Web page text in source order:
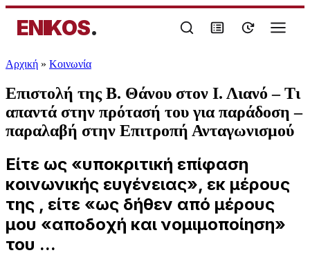
ENIKOS.
Αρχική » Κοινωνία
Επιστολή της Β. Θάνου στον Ι. Λιανό – Τι
απαντά στην πρότασή του για παράδοση –
παραλαβή στην Επιτροπή Ανταγωνισμού
Είτε ως «υποκριτική επίφαση
κοινωνικής ευγένειας», εκ μέρους
της , είτε «ως δήθεν από μέρους
μου «αποδοχή και νομιμοποίηση»
του ...